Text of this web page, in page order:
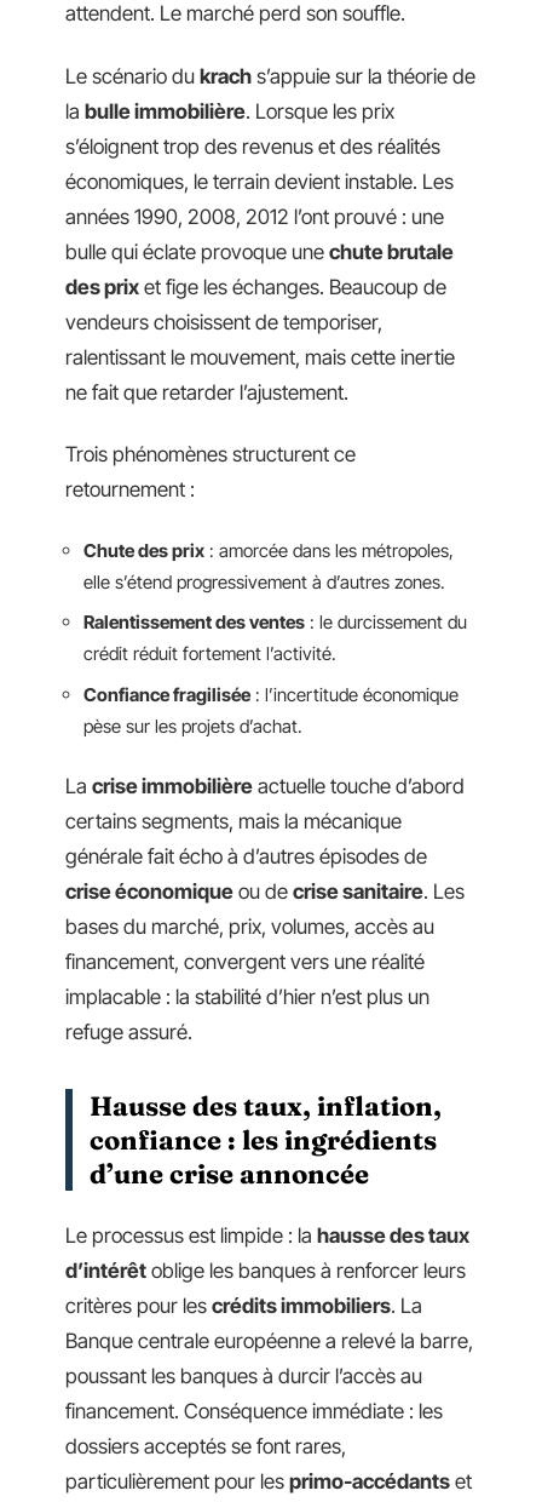
attendent. Le marché perd son souffle.
Le scénario du krach s’appuie sur la théorie de
la bulle immobilière. Lorsque les prix
s’éloignent trop des revenus et des réalités
économiques, le terrain devient instable. Les
années 1990, 2008, 2012 l’ont prouvé : une
bulle qui éclate provoque une chute brutale
des prix et fige les échanges. Beaucoup de
vendeurs choisissent de temporiser,
ralentissant le mouvement, mais cette inertie
ne fait que retarder l’ajustement.
Trois phénomènes structurent ce
retournement :
Chute des prix : amorcée dans les métropoles,
elle s’étend progressivement à d’autres zones.
Ralentissement des ventes : le durcissement du
crédit réduit fortement l’activité.
Confiance fragilisée : l’incertitude économique
pèse sur les projets d’achat.
La crise immobilière actuelle touche d’abord
certains segments, mais la mécanique
générale fait écho à d’autres épisodes de
crise économique ou de crise sanitaire. Les
bases du marché, prix, volumes, accès au
financement, convergent vers une réalité
implacable : la stabilité d’hier n’est plus un
refuge assuré.
Hausse des taux, inflation,
confiance : les ingrédients
d’une crise annoncée
Le processus est limpide : la hausse des taux
d’intérêt oblige les banques à renforcer leurs
critères pour les crédits immobiliers. La
Banque centrale européenne a relevé la barre,
poussant les banques à durcir l’accès au
financement. Conséquence immédiate : les
dossiers acceptés se font rares,
particulièrement pour les primo-accédants et